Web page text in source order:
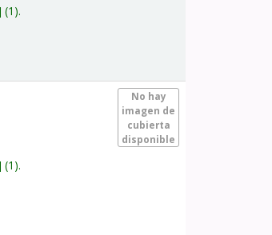
(1).
No hay
imagen de
cubierta
disponible
(1).